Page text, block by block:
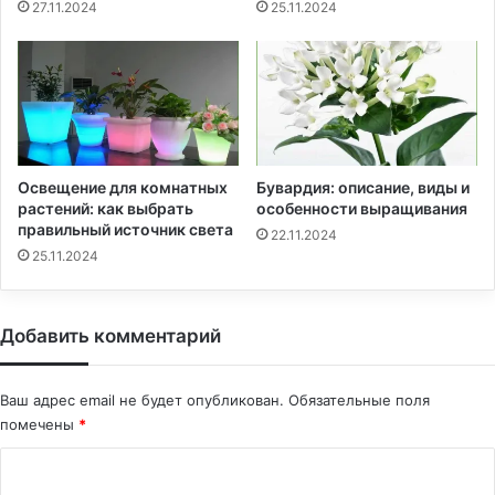
27.11.2024 25.11.2024
Освещение для комнатных
растений: как выбрать
правильный источник света
25.11.2024
Бувардия: описание, виды и
особенности выращивания
22.11.2024
Добавить комментарий
Ваш адрес email не будет опубликован. Обязательные поля
помечены *